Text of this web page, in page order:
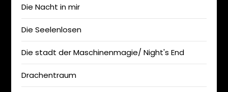
Die Nacht in mir
Die Seelenlosen
Die stadt der Maschinenmagie/ Night's End
Drachentraum